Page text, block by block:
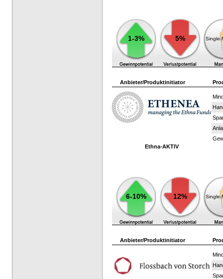
1-3% 5% Single-
Anbieter/Produktinitiator
Ethna-AKTIV
6-10% 12% Single-
Anbieter/Produktinitiator